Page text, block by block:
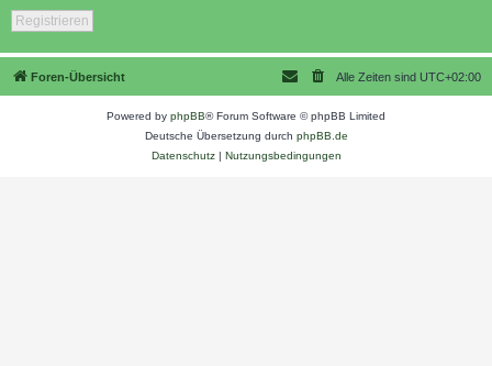
Registrieren
Foren-Übersicht Alle Zeiten sind UTC+02:00
Powered by phpBB® Forum Software © phpBB Limited
Deutsche Übersetzung durch phpBB.de
Datenschutz| Nutzungsbedingungen